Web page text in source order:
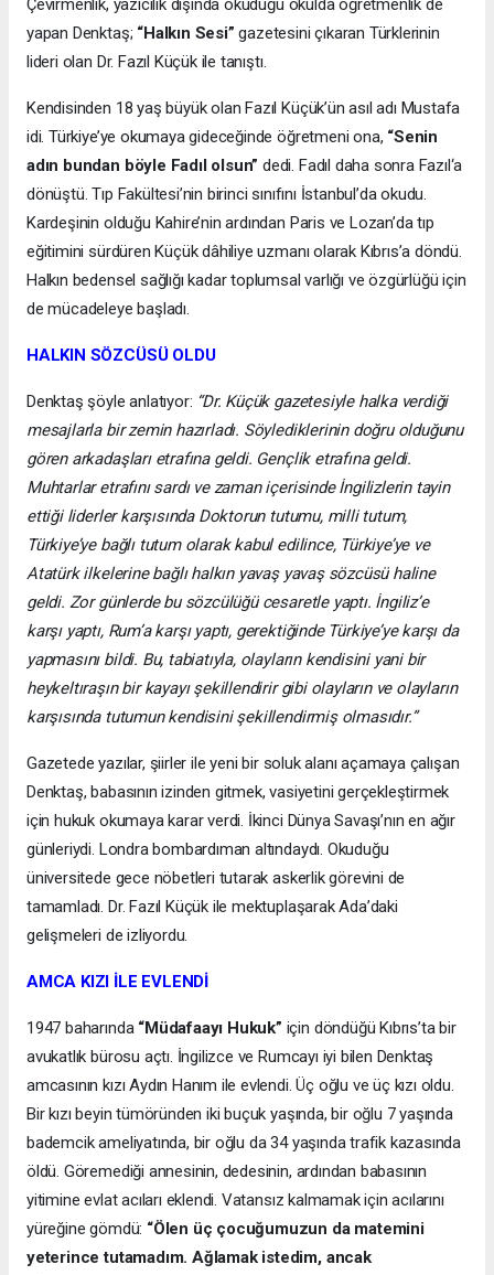
Çevirmenlik, yazıcılık dışında okuduğu okulda öğretmenlik de
yapan Denktaş; “Halkın Sesi”gazetesini çıkaran Türklerinin
lideri olan Dr. Fazıl Küçük ile tanıştı.
Kendisinden 18 yaş büyük olan Fazıl Küçük’ün asıl adı Mustafa
idi. Türkiye’ye okumaya gideceğinde öğretmeni ona, “Senin
adın bundan böyle Fadıl olsun” dedi. Fadıl daha sonra Fazıl‘a
dönüştü. Tıp Fakültesi’nin birinci sınıfını İstanbul’da okudu.
Kardeşinin olduğu Kahire’nin ardından Paris ve Lozan’da tıp
eğitimini sürdüren Küçük dâhiliye uzmanı olarak Kıbrıs’a döndü.
Halkın bedensel sağlığı kadar toplumsal varlığı ve özgürlüğü için
de mücadeleye başladı.
HALKIN SÖZCÜSÜ OLDU
Denktaş şöyle anlatıyor: “Dr. Küçük gazetesiyle halka verdiği
mesajlarla bir zemin hazırladı. Söylediklerinin doğru olduğunu
gören arkadaşları etrafına geldi. Gençlik etrafına geldi.
Muhtarlar etrafını sardı ve zaman içerisinde İngilizlerin tayin
ettiği liderler karşısında Doktorun tutumu, milli tutum,
Türkiye’ye bağlı tutum olarak kabul edilince, Türkiye’ye ve
Atatürk ilkelerine bağlı halkın yavaş yavaş sözcüsü haline
geldi. Zor günlerde bu sözcülüğü cesaretle yaptı. İngiliz’e
karşı yaptı, Rum’a karşı yaptı, gerektiğinde Türkiye’ye karşı da
yapmasını bildi. Bu, tabiatıyla, olayların kendisini yani bir
heykeltıraşın bir kayayı şekillendirir gibi olayların ve olayların
karşısında tutumun kendisini şekillendirmiş olmasıdır.”
Gazetede yazılar, şiirler ile yeni bir soluk alanı açamaya çalışan
Denktaş, babasının izinden gitmek, vasiyetini gerçekleştirmek
için hukuk okumaya karar verdi. İkinci Dünya Savaşı’nın en ağır
günleriydi. Londra bombardıman altındaydı. Okuduğu
üniversitede gece nöbetleri tutarak askerlik görevini de
tamamladı. Dr. Fazıl Küçük ile mektuplaşarak Ada’daki
gelişmeleri de izliyordu.
AMCA KIZI İLE EVLENDİ
1947 baharında “Müdafaayı Hukuk” için döndüğü Kıbrıs’ta bir
avukatlık bürosu açtı. İngilizce ve Rumcayı iyi bilen Denktaş
amcasının kızı Aydın Hanım ile evlendi. Üç oğlu ve üç kızı oldu.
Bir kızı beyin tümöründen iki buçuk yaşında, bir oğlu 7 yaşında
bademcik ameliyatında, bir oğlu da 34 yaşında trafik kazasında
öldü. Göremediği annesinin, dedesinin, ardından babasının
yitimine evlat acıları eklendi. Vatansız kalmamak için acılarını
yüreğine gömdü: “Ölen üç çocuğumuzun da matemini
yeterince tutamadım. Ağlamak istedim, ancak